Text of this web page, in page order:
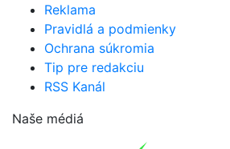
Reklama
Pravidlá a podmienky
Ochrana súkromia
Tip pre redakciu
RSS Kanál
Naše médiá